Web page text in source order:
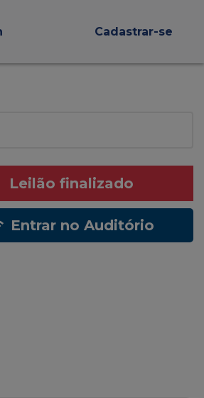
Cadastrar-se
Leilão finalizado
Entrar no Auditório